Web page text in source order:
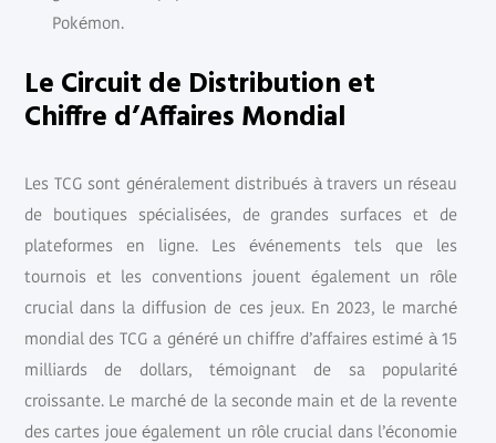
Pokémon.
Le Circuit de Distribution et
Chiffre d’Affaires Mondial
Les TCG sont généralement distribués à travers un réseau
de boutiques spécialisées, de grandes surfaces et de
plateformes en ligne. Les événements tels que les
tournois et les conventions jouent également un rôle
crucial dans la diffusion de ces jeux. En 2023, le marché
mondial des TCG a généré un chiffre d’affaires estimé à 15
milliards de dollars, témoignant de sa popularité
croissante. Le marché de la seconde main et de la revente
des cartes joue également un rôle crucial dans l’économie